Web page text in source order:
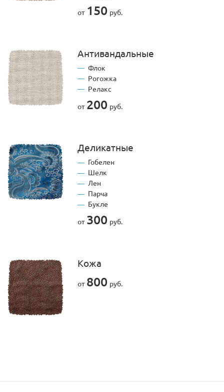
от 150 руб.
Антивандальные
Флок
Рогожка
Релакс
от 200 руб.
Деликатные
Гобелен
Шелк
Лен
Парча
Букле
от 300 руб.
Кожа
от 800 руб.